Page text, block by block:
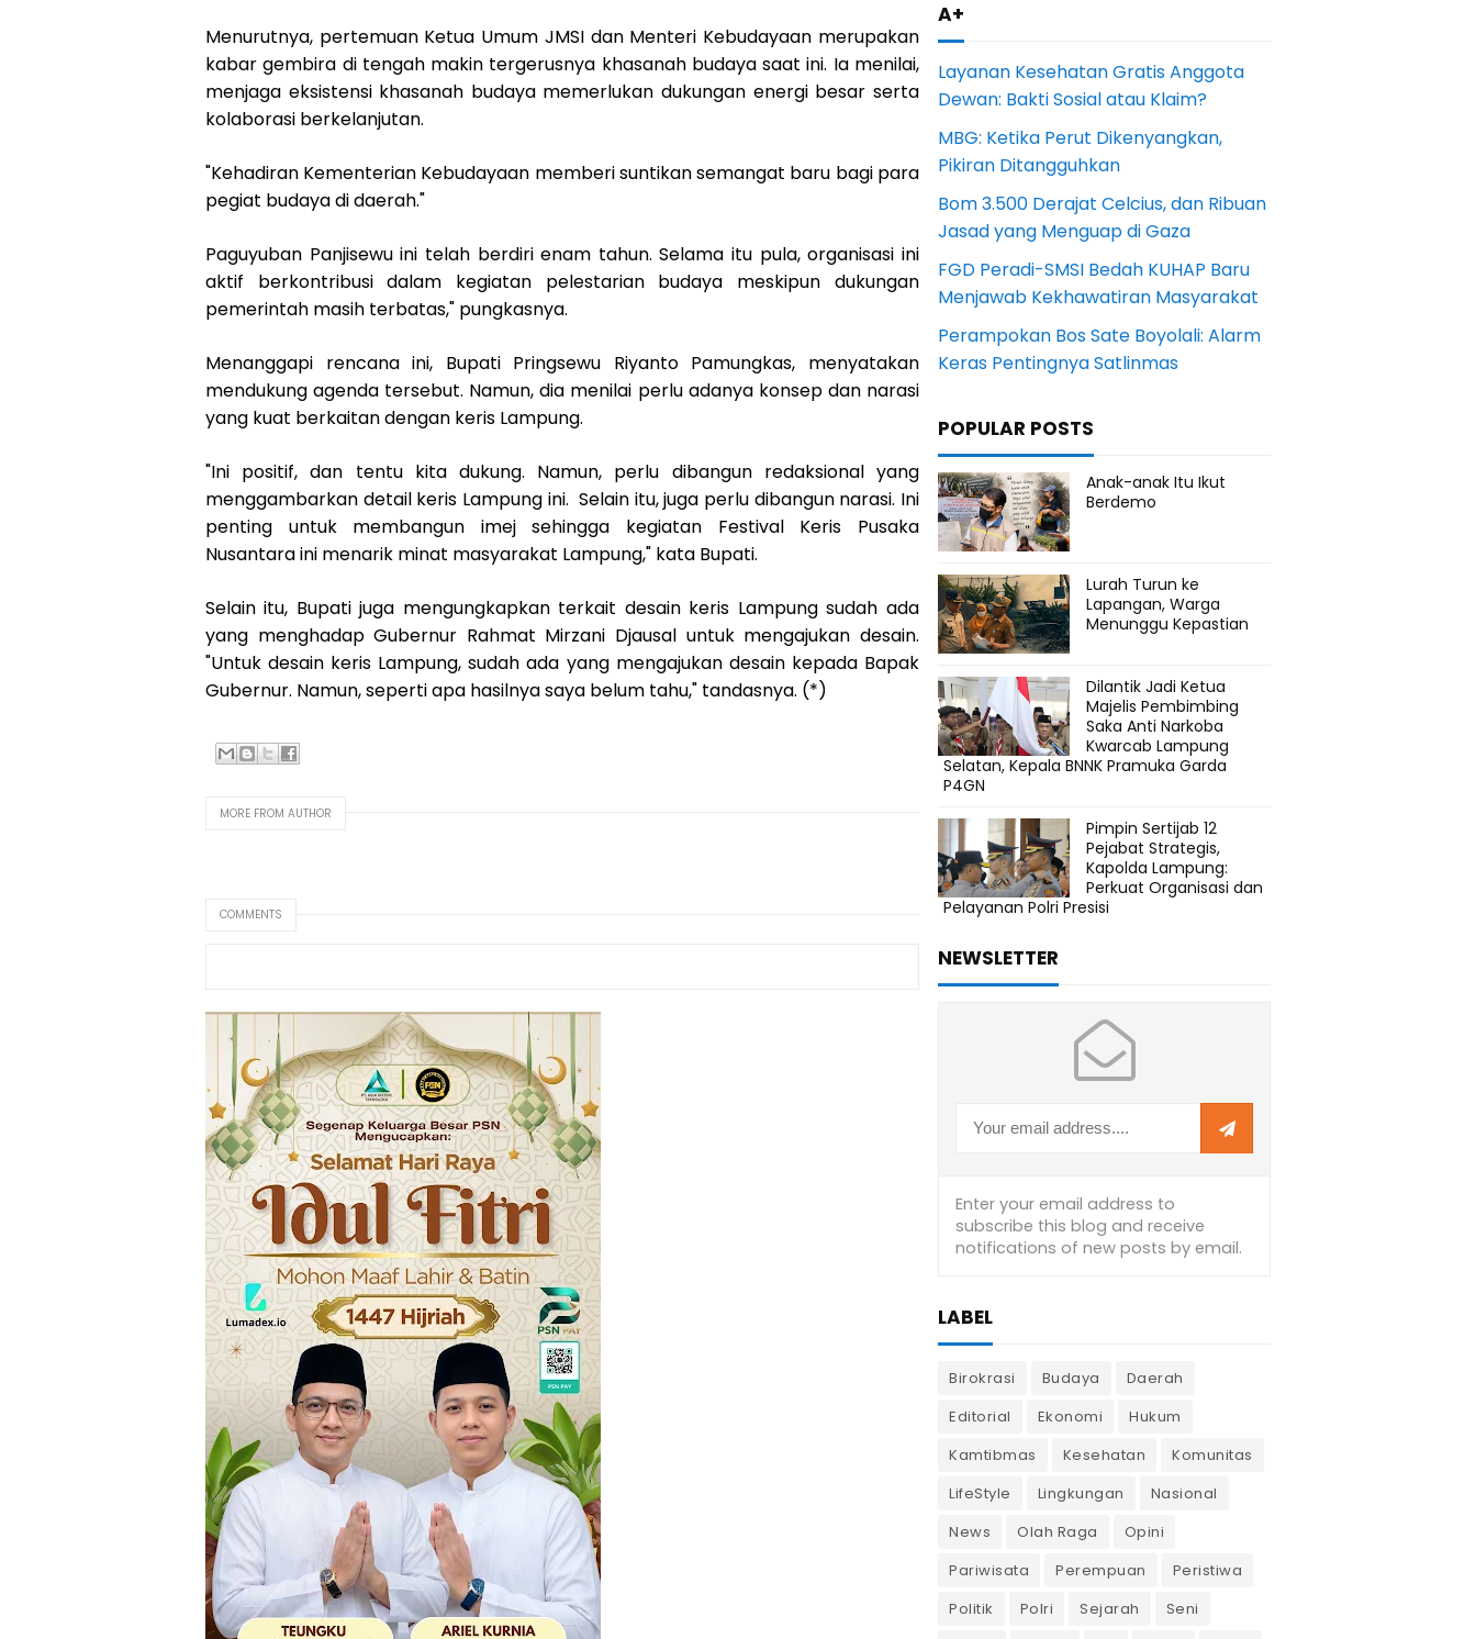
Menurutnya, pertemuan Ketua Umum JMSI dan Menteri Kebudayaan merupakan
kabar gembira di tengah makin tergerusnya khasanah budaya saat ini. Ia menilai,
menjaga eksistensi khasanah budaya memerlukan dukungan energi besar serta
kolaborasi berkelanjutan.
"Kehadiran Kementerian Kebudayaan memberi suntikan semangat baru bagi para
pegiat budaya di daerah."
Paguyuban Panjisewu ini telah berdiri enam tahun. Selama itu pula, organisasi ini
aktif berkontribusi dalam kegiatan pelestarian budaya meskipun dukungan
pemerintah masih terbatas," pungkasnya.
Menanggapi rencana ini, Bupati Pringsewu Riyanto Pamungkas, menyatakan
mendukung agenda tersebut. Namun, dia menilai perlu adanya konsep dan narasi
yang kuat berkaitan dengan keris Lampung.
"Ini positif, dan tentu kita dukung. Namun, perlu dibangun redaksional yang
menggambarkan detail keris Lampung ini. Selain itu, juga perlu dibangun narasi. Ini
penting untuk membangun imej sehingga kegiatan Festival Keris Pusaka
Nusantara ini menarik minat masyarakat Lampung," kata Bupati.
Selain itu, Bupati juga mengungkapkan terkait desain keris Lampung sudah ada
yang menghadap Gubernur Rahmat Mirzani Djausal untuk mengajukan desain.
"Untuk desain keris Lampung, sudah ada yang mengajukan desain kepada Bapak
Gubernur. Namun, seperti apa hasilnya saya belum tahu," tandasnya. (*)
MORE FROM AUTHOR
COMMENTS
A+
Layanan Kesehatan Gratis Anggota
Dewan: Bakti Sosial atau Klaim?
MBG: Ketika Perut Dikenyangkan,
Pikiran Ditangguhkan
Bom 3.500 Derajat Celcius, dan Ribuan
Jasad yang Menguap di Gaza
FGD Peradi-SMSI Bedah KUHAP Baru
Menjawab Kekhawatiran Masyarakat
Perampokan Bos Sate Boyolali: Alarm
Keras Pentingnya Satlinmas
POPULAR POSTS
Anak-anak Itu Ikut
Berdemo
Lurah Turun ke
Lapangan, Warga
Menunggu Kepastian
Dilantik Jadi Ketua
Majelis Pembimbing
Saka Anti Narkoba
Kwarcab Lampung
Selatan, Kepala BNNK Pramuka Garda
P4GN
Pimpin Sertijab 12
Pejabat Strategis,
Kapolda Lampung:
Perkuat Organisasi dan
Pelayanan Polri Presisi
NEWSLETTER
LABEL
Birokrasi Budaya
Daerah
Editorial
Ekonomi
Hukum
Kamtibmas
Kesehatan
Komunitas
LifeStyle
Lingkungan
Nasional
News
Olah Raga
Opini
Pariwisata
Perempuan
Peristiwa
Politik
Polri Sejarah
Seni